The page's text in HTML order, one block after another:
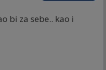
bi za sebe.. kao i